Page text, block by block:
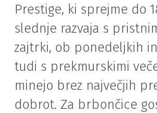
Prestige, ki sprejme do
slednje razvaja s
zajtrki, ob ponedeljkih
tudi s prekmurskimi
minejo brez največjih
dobrot. Za brbončice